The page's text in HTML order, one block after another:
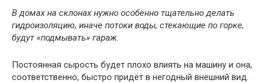
В домах на склонах нужно особенно тщательно делать
гидроизоляцию, иначе потоки воды, стекающие по горке,
будут «подмывать» гараж.
Постоянная сырость будет плохо влиять на машину и она,
соответственно, быстро придёт в негодный внешний вид.